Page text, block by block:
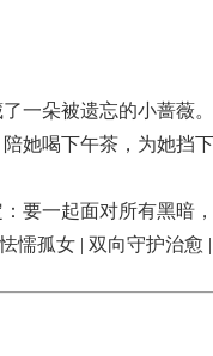
一朵被遗忘的小蔷薇。
她喝下午茶，为她挡
要一起面对所有黑暗
懦孤女 | 双向守护治愈 |